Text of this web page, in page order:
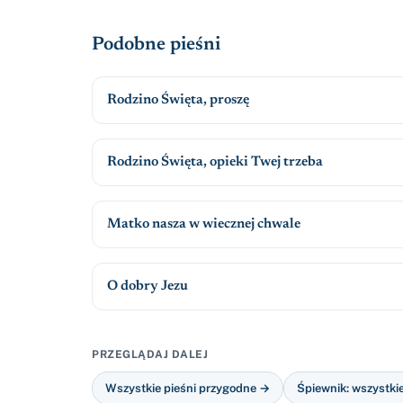
Podobne pieśni
Rodzino Święta, proszę
Rodzino Święta, opieki Twej trzeba
Matko nasza w wiecznej chwale
O dobry Jezu
PRZEGLĄDAJ DALEJ
Wszystkie pieśni przygodne → Śpiewnik: